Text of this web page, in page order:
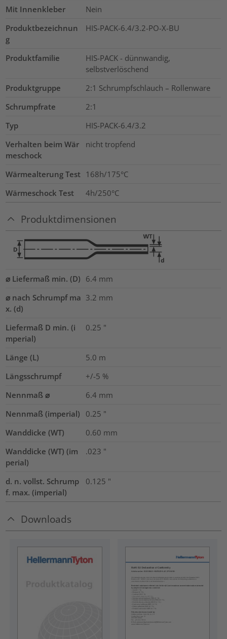
Mit Innenkleber
Nein
Produktbezeichnun
g
HIS-PACK-6.4/3.2-PO-X-BU
Produktfamilie
HIS-PACK - dünnwandig,
selbstverlöschend
Produktgruppe
2:1 Schrumpfschlauch – Rollenware
Schrumpfrate
2:1
Typ
HIS-PACK-6.4/3.2
Verhalten beim Wär
meschock
nicht tropfend
Wärmealterung Test 168h/175°C
Wärmeschock Test
4h/250°C
Produktdimensionen
⌀ Liefermaß min. (D) 6.4 mm
⌀ nach Schrumpf ma
x. (d)
3.2 mm
Liefermaß D min. (i
mperial)
0.25 "
Länge (L) 5.0 m
Längsschrumpf
+/-5 %
Nennmaß ⌀
6.4 mm
Nennmaß (imperial)
0.25 "
Wanddicke (WT)
0.60 mm
Wanddicke (WT) (im
perial)
.023 "
d. n. vollst. Schrump
f. max. (imperial)
0.125 "
Downloads